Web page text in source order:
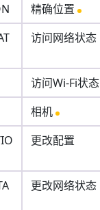
精确位置
访问网络状态
访问Wi-Fi状态
相机
更改配置
更改网络状态